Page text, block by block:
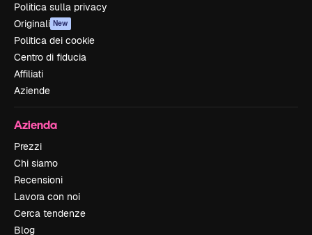
Politica sulla privacy
Originali New
Politica dei cookie
Centro di fiducia
Affiliati
Aziende
Azienda
Prezzi
Chi siamo
Recensioni
Lavora con noi
Cerca tendenze
Blog